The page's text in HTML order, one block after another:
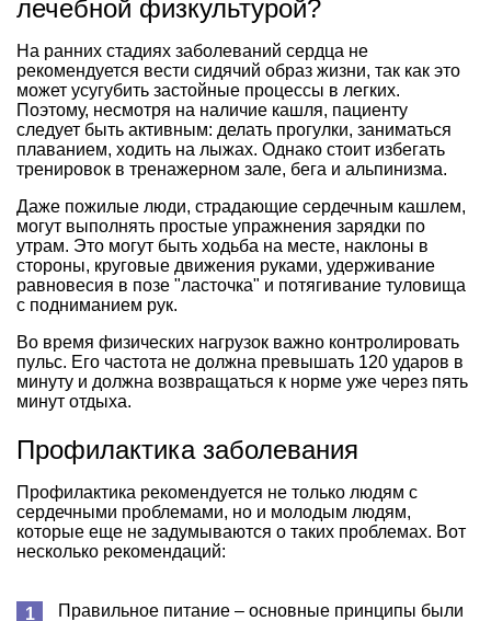
лечебной физкультурой?
На ранних стадиях заболеваний сердца не
рекомендуется вести сидячий образ жизни, так как это
может усугубить застойные процессы в легких.
Поэтому, несмотря на наличие кашля, пациенту
следует быть активным: делать прогулки, заниматься
плаванием, ходить на лыжах. Однако стоит избегать
тренировок в тренажерном зале, бега и альпинизма.
Даже пожилые люди, страдающие сердечным кашлем,
могут выполнять простые упражнения зарядки по
утрам. Это могут быть ходьба на месте, наклоны в
стороны, круговые движения руками, удерживание
равновесия в позе "ласточка" и потягивание туловища
с подниманием рук.
Во время физических нагрузок важно контролировать
пульс. Его частота не должна превышать 120 ударов в
минуту и должна возвращаться к норме уже через пять
минут отдыха.
Профилактика заболевания
Профилактика рекомендуется не только людям с
сердечными проблемами, но и молодым людям,
которые еще не задумываются о таких проблемах. Вот
несколько рекомендаций:
Правильное питание – основные принципы были